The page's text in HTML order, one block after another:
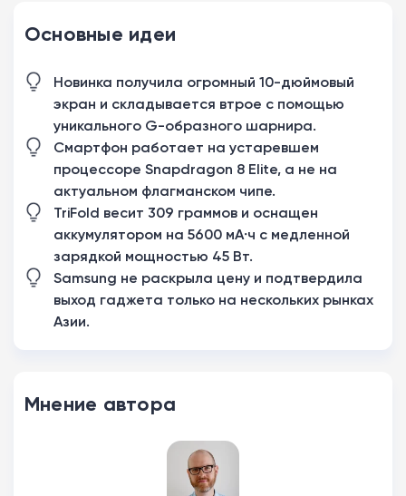
Основные идеи
Новинка получила огромный 10-дюймовый
экран и складывается втрое с помощью
уникального G-образного шарнира.
Смартфон работает на устаревшем
процессоре Snapdragon 8 Elite, а не на
актуальном флагманском чипе.
TriFold весит 309 граммов и оснащен
аккумулятором на 5600 мА·ч с медленной
зарядкой мощностью 45 Вт.
Samsung не раскрыла цену и подтвердила
выход гаджета только на нескольких рынках
Азии.
Мнение автора